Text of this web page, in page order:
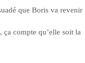
que Boris va revenir
ça compte qu’elle soit la